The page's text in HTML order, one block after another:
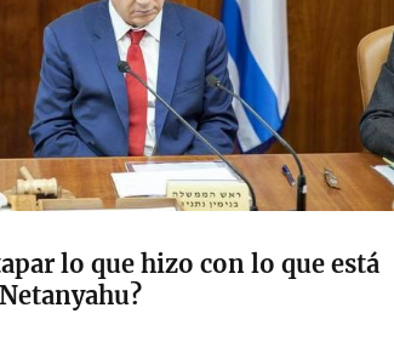
lo que hizo con lo que está